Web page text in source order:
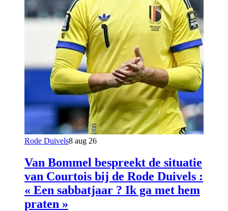
Rode Duivels8 aug 26
Van Bommel bespreekt de situatie
van Courtois bij de Rode Duivels :
« Een sabbatjaar ? Ik ga met hem
praten »